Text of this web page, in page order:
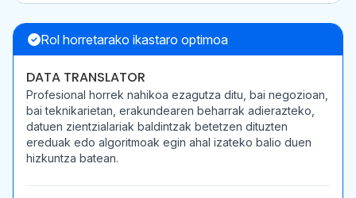
Rol horretarako ikastaro optimoa
DATA TRANSLATOR
Profesional horrek nahikoa ezagutza ditu, bai negozioan,
bai teknikarietan, erakundearen beharrak adierazteko,
datuen zientzialariak baldintzak betetzen dituzten
ereduak edo algoritmoak egin ahal izateko balio duen
hizkuntza batean.